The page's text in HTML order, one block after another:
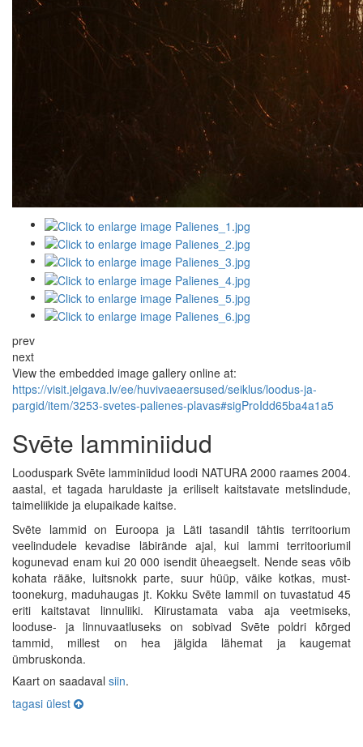
prev
next
View the embedded image gallery online at:
https://visit.jelgava.lv/ee/huvivaeaersused/seiklus/loodus-ja-
pargid/item/3253-svetes-palienes-plavas#sigProIdd65ba4a1a5
Svēte lamminiidud
Looduspark Svēte lamminiidud loodi NATURA 2000 raames 2004.
aastal, et tagada haruldaste ja eriliselt kaitstavate metslindude,
taimeliikide ja elupaikade kaitse.
Svēte lammid on Euroopa ja Läti tasandil tähtis territoorium
veelindudele kevadise läbirände ajal, kui lammi territooriumil
kogunevad enam kui 20 000 isendit üheaegselt. Nende seas võib
kohata rääke, luitsnokk parte, suur hüüp, väike kotkas, must-
toonekurg, maduhaugas jt. Kokku Svēte lammil on tuvastatud 45
eriti kaitstavat linnuliiki. Kiirustamata vaba aja veetmiseks,
looduse- ja linnuvaatluseks on sobivad Svēte poldri kõrged
tammid, millest on hea jälgida lähemat ja kaugemat
ümbruskonda.
Kaart on saadaval siin.
tagasi ülest